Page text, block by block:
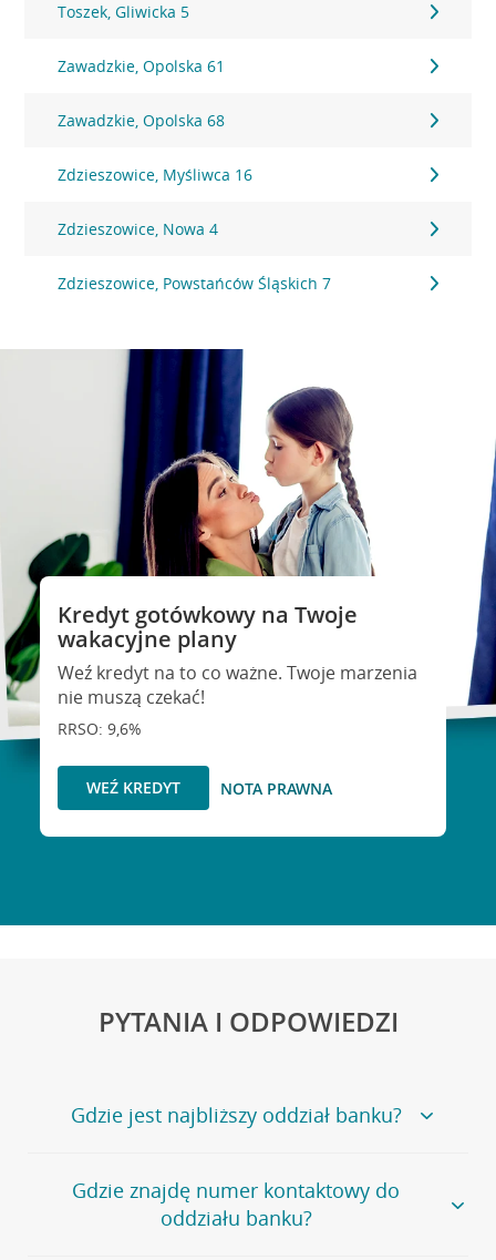
Toszek, Gliwicka 5
Zawadzkie, Opolska 61
Zawadzkie, Opolska 68
Zdzieszowice, Myśliwca 16
Zdzieszowice, Nowa 4
Zdzieszowice, Powstańców Śląskich 7
Kredyt gotówkowy na Twoje
wakacyjne plany
Weź kredyt na to co ważne. Twoje marzenia
nie muszą czekać!
RRSO: 9,6%
WEŹ KREDYT NOTA PRAWNA
PYTANIA I ODPOWIEDZI
Gdzie jest najbliższy oddział banku?
Jeśli szukasz oddziału naszego banku, zapraszamy na
stronęPlacówki i bankomaty, na której znajduje się
wygodna wyszukiwarka.
Gdzie znajdę numer kontaktowy do
oddziału banku?